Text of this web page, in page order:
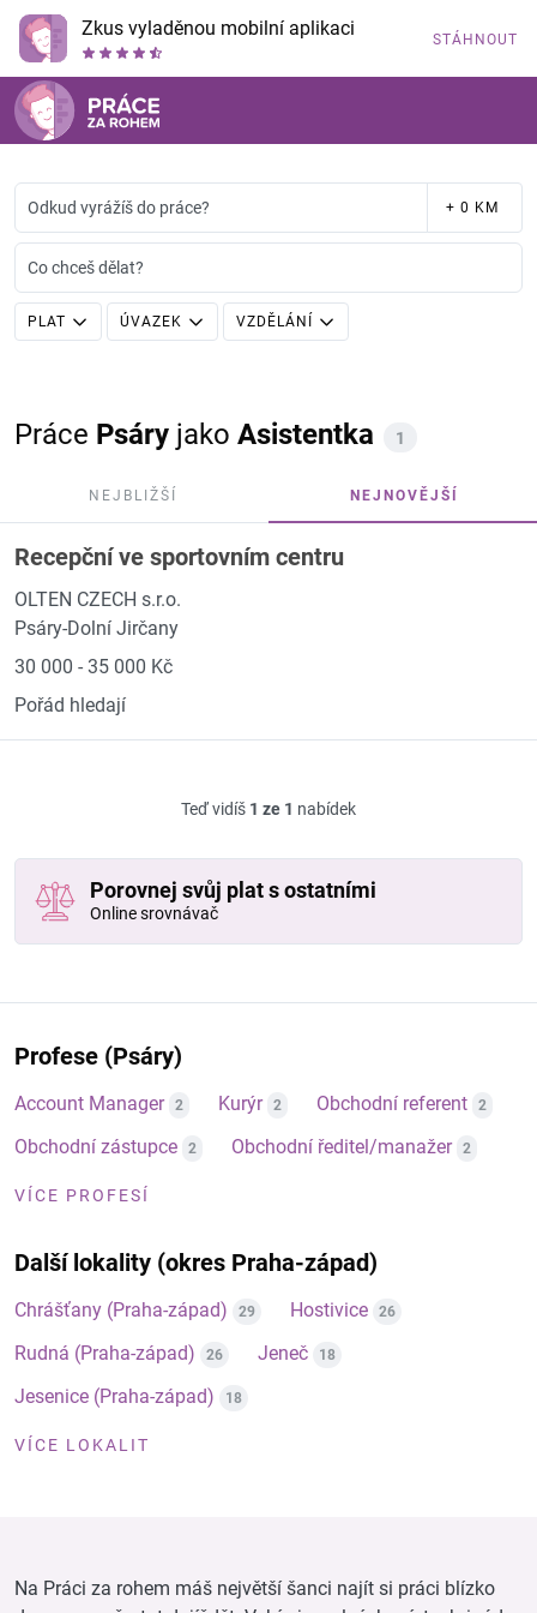
Zkus vyladěnou mobilní aplikaci STÁHNOUT
Odkud vyrážíš do práce? + 0 KM
Co chceš dělat?
PLAT ÚVAZEK VZDĚLÁNÍ
Práce Psáry jako Asistentka 1
NEJBLIŽŠÍ NEJNOVĚJŠÍ
Recepční ve sportovním centru
OLTEN CZECH s.r.o.
Psáry-Dolní Jirčany
30 000 - 35 000 Kč
Pořád hledají
Teď vidíš 1 ze 1 nabídek
Porovnej svůj plat s ostatními
Online srovnávač
Profese (Psáry)
Account Manager 2 Kurýr 2 Obchodní referent 2
Obchodní zástupce 2 Obchodní ředitel/manažer 2
VÍCE PROFESÍ
Další lokality (okres Praha-západ)
Chrášťany (Praha-západ) 29 Hostivice 26
Rudná (Praha-západ) 26 Jeneč 18
Jesenice (Praha-západ) 18
VÍCE LOKALIT
Na Práci za rohem máš největší šanci najít si práci blízko